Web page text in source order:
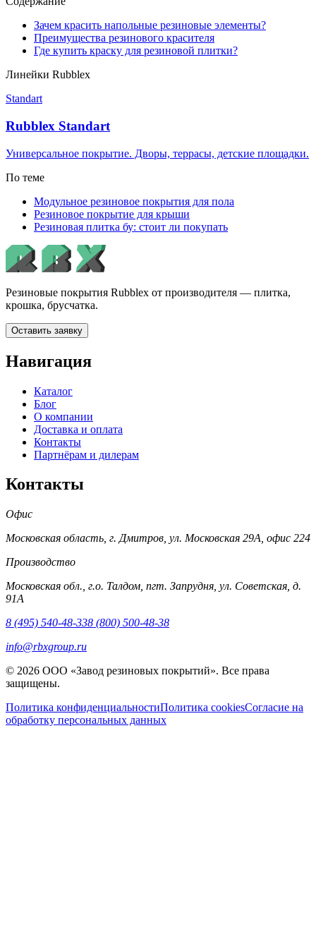
Зачем красить напольные резиновые элементы?
Преимущества резинового красителя
Где купить краску для резиновой плитки?
Линейки Rubblex
Standart
Rubblex Standart
Универсальное покрытие. Дворы, террасы, детские площадки.
По теме
Модульное резиновое покрытия для пола
Резиновое покрытие для крыши
Резиновая плитка бу: стоит ли покупать
Резиновые покрытия Rubblex от производителя — плитка,
крошка, брусчатка.
Оставить заявку
Навигация
Каталог
Блог
О компании
Доставка и оплата
Контакты
Партнёрам и дилерам
Контакты
Офис
Московская область, г. Дмитров, ул. Московская 29А, офис 224
Производство
Московская обл., г.о. Талдом, пгт. Запрудня, ул. Советская, д.
91А
8 (495) 540-48-338 (800) 500-48-38
info@rbxgroup.ru
© 2026 ООО «Завод резиновых покрытий». Все права
защищены.
Политика конфиденциальностиПолитика cookiesСогласие на
обработку персональных данных